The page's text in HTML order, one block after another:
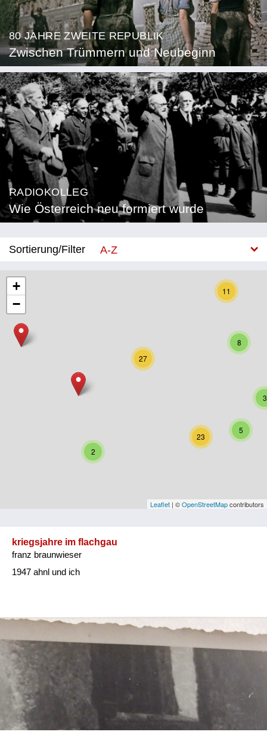
80 JAHRE ZWEITE REPUBLIK
Zwischen Trümmern und Neubeginn
RADIOKOLLEG
Wie Österreich neu formiert wurde
Sortierung/Filter
A-Z
Kärnten
Vorarlberg
Versorgung
Heimkehrer
Fluchtgeschichten
Familiengeschichten
Schule und Ausbildung
8
23
27
3
2
11
5
+
−
Leaflet | ©OpenStreetMapcontributors
kriegsjahre im flachgau
franz braunwieser
1947 ahnl und ich